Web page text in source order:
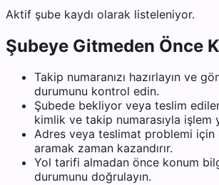
Aktif şube kaydı olarak listeleniyor.
Şubeye Gitmeden Önce
Takip numaranızı hazırlayın ve
durumunu kontrol edin.
Şubede bekliyor veya teslim
kimlik ve takip numarasıyla işlem
Adres veya teslimat problemi için
aramak zaman kazandırır.
Yol tarifi almadan önce konum
durumunu doğrulayın.